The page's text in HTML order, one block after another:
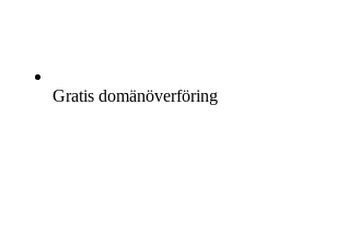
Gratis domänöverföring